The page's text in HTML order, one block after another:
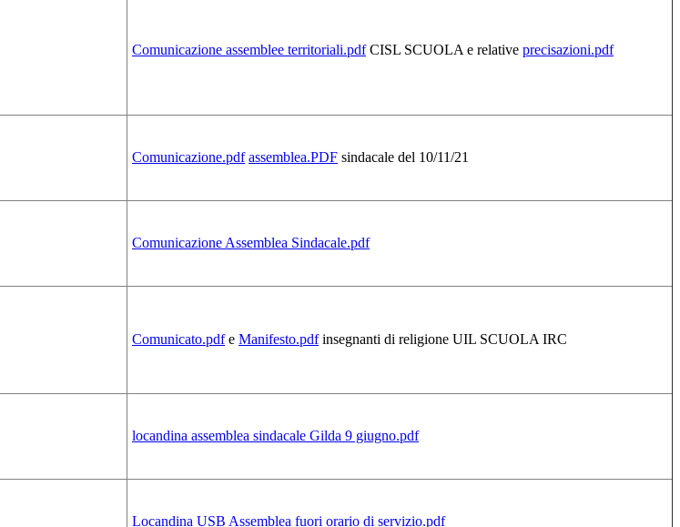
Comunicazione assemblee territoriali.pdf CISL SCUOLA e relative precisazioni.pdf
Comunicazione.pdf assemblea.PDF sindacale del 10/11/21
Comunicazione Assemblea Sindacale.pdf
Comunicato.pdfe Manifesto.pdf insegnanti di religione UIL SCUOLA IRC
locandina assemblea sindacale Gilda 9 giugno.pdf
Locandina USB Assemblea fuori orario di servizio.pdf